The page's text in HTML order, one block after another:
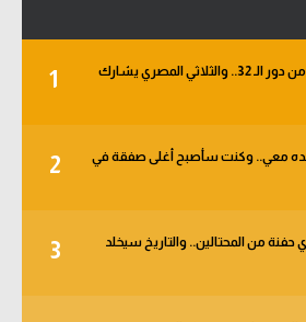
1
خبر في الجول - الأهلي يبدأ من دور الـ 32.. والثلاثي المصري يشارك
2
بوعده معي.. وكنت سأصبح أغلى صفقة في
3
من المحتالين.. والتاريخ سيخلد